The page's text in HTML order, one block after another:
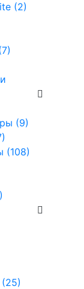
(2)
(9)
(108)